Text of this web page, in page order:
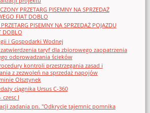
PRZETARG PISEMNY NA SPRZEDAŻ
FIAT DOBLO
PISEMNY NA SPRZEDAŻ POJAZDU
DOBLO
i Gospodarki Wodnej
taryf dla zbiorowego zaopatrzenia
odprowadzania ścieków
kontroli przestrzegania zasad i
z zezwoleń na sprzedaż napojów
Olsztynek
ciągnika Ursus C-360
czesc I
zadania pn. "Odkrycie tajemnic pomnika